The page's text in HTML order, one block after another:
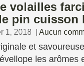
volailles
pin cuisson
1, 2018 | Aucun
et
les arômes